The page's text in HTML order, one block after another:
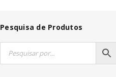
Pesquisa de Produtos